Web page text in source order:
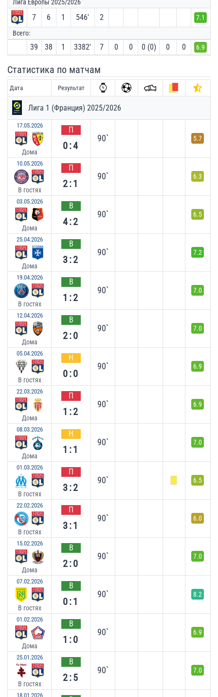
Лига Европы 2025/2026
7 6 1 546′ 2
7.1
Всего:
39 38 1 3382′ 7 0 0 0 (0) 0 0 6.9
Статистика по матчам
Дата Результат
Лига 1 (Франция) 2025/2026
17.05.2026
Дома
П
0:4
90` 5.7
10.05.2026
В гостях
П
2:1
90` 6.3
03.05.2026
Дома
В
4:2
90` 6.5
25.04.2026
Дома
В
3:2
90` 7.2
19.04.2026
В гостях
В
1:2
90` 7.0
12.04.2026
Дома
В
2:0
90` 7.0
05.04.2026
В гостях
Н
0:0
90` 6.9
22.03.2026
Дома
П
1:2
90` 6.9
08.03.2026
Дома
Н
1:1
90` 7.0
01.03.2026
В гостях
П
3:2
90` 6.5
22.02.2026
В гостях
П
3:1
90` 6.0
15.02.2026
Дома
В
2:0
90` 7.0
07.02.2026
В гостях
В
0:1
90` 8.2
01.02.2026
Дома
В
1:0
90` 6.9
25.01.2026
В гостях
В
2:5
90` 7.0
18.01.2026